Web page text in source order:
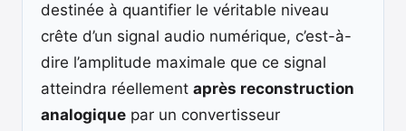
destinée à quantifier le véritable niveau
crête d’un signal audio numérique, c’est-à-
dire l’amplitude maximale que ce signal
atteindra réellement après reconstruction
analogique par un convertisseur